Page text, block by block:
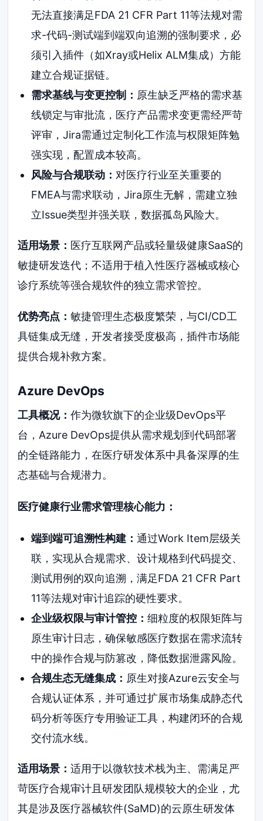
无法直接满足FDA 21 CFR Part 11等法规对需
求-代码-测试端到端双向追溯的强制要求，必
须引入插件（如Xray或Helix ALM集成）方能
建立合规证据链。
需求基线与变更控制： 原生缺乏严格的需求基
线锁定与审批流，医疗产品需求变更需经严苛
评审，Jira需通过定制化工作流与权限矩阵勉
强实现，配置成本较高。
风险与合规联动： 对医疗行业至关重要的
FMEA与需求联动，Jira原生无解，需建立独
立Issue类型并强关联，数据孤岛风险大。
适用场景： 医疗互联网产品或轻量级健康SaaS的
敏捷研发迭代；不适用于植入性医疗器械或核心
诊疗系统等强合规软件的独立需求管控。
优势亮点：敏捷管理生态极度繁荣，与CI/CD工
具链集成无缝，开发者接受度极高，插件市场能
提供合规补救方案。
Azure DevOps
工具概况：作为微软旗下的企业级DevOps平
台，Azure DevOps提供从需求规划到代码部署
的全链路能力，在医疗研发体系中具备深厚的生
态基础与合规潜力。
医疗健康行业需求管理核心能力：
端到端可追溯性构建： 通过Work Item层级关
联，实现从合规需求、设计规格到代码提交、
测试用例的双向追溯，满足FDA 21 CFR Part
11等法规对审计追踪的硬性要求。
企业级权限与审计管控： 细粒度的权限矩阵与
原生审计日志，确保敏感医疗数据在需求流转
中的操作合规与防篡改，降低数据泄露风险。
合规生态无缝集成： 原生对接Azure云安全与
合规认证体系，并可通过扩展市场集成静态代
码分析等医疗专用验证工具，构建闭环的合规
交付流水线。
适用场景：适用于以微软技术栈为主、需满足严
苛医疗合规审计且研发团队规模较大的企业，尤
其是涉及医疗器械软件(SaMD)的云原生研发体